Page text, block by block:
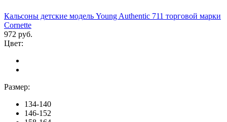
Кальсоны детские модель Young Authentic 711 торговой марки
Cornette
972 руб.
Цвет:
Размер:
134-140
146-152